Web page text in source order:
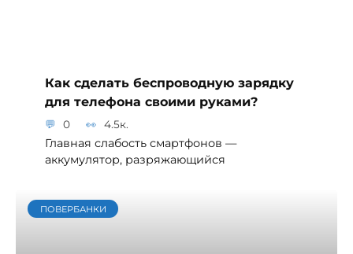
Как сделать беспроводную зарядку
для телефона своими руками?
0 4.5к.
Главная слабость смартфонов —
аккумулятор, разряжающийся
ПОВЕРБАНКИ